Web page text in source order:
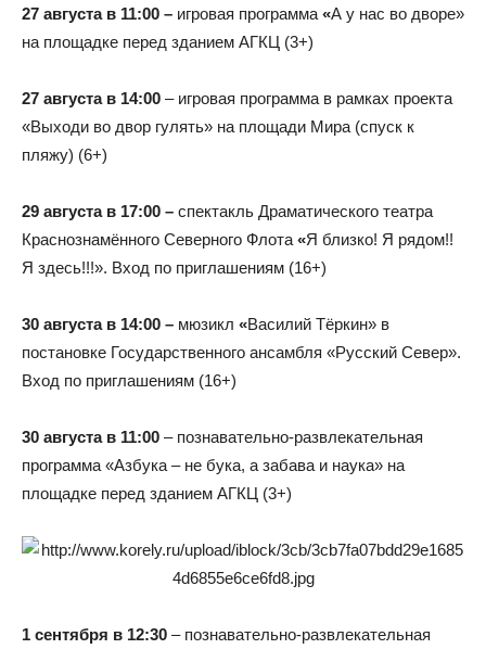
27 августа в 11:00 – игровая программа «А у нас во дворе»
на площадке перед зданием АГКЦ (3+)
27 августа в 14:00 – игровая программа в рамках проекта
«Выходи во двор гулять» на площади Мира (спуск к
пляжу) (6+)
29 августа в 17:00 – спектакль Драматического театра
Краснознамённого Северного Флота «Я близко! Я рядом!!
Я здесь!!!». Вход по приглашениям (16+)
30 августа в 14:00 – мюзикл «Василий Тёркин» в
постановке Государственного ансамбля «Русский Север».
Вход по приглашениям (16+)
30 августа в 11:00 – познавательно-развлекательная
программа «Азбука – не бука, а забава и наука» на
площадке перед зданием АГКЦ (3+)
1 сентября в 12:30 – познавательно-развлекательная